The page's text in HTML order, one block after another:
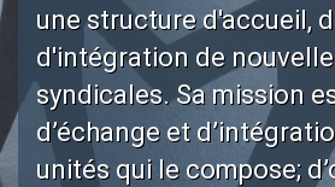
une structure d'accueil,
d'intégration de
syndicales. Sa mission
d’échange et
unités qui le compose;